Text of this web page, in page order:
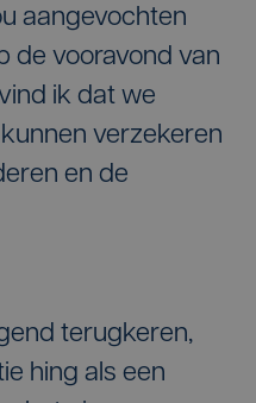
aangevochten
de vooravond van
ik dat we
verzekeren
en de
terugkeren,
hing als een